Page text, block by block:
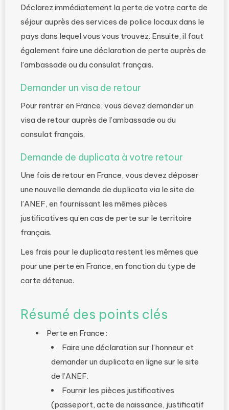
Déclarez immédiatement la perte de votre carte de
séjour auprès des services de police locaux dans le
pays dans lequel vous vous trouvez. Ensuite, il faut
également faire une déclaration de perte auprès de
l’ambassade ou du consulat français.
Demander un visa de retour
Pour rentrer en France, vous devez demander un
visa de retour auprès de l’ambassade ou du
consulat français.
Demande de duplicata à votre retour
Une fois de retour en France, vous devez déposer
une nouvelle demande de duplicata via le site de
l’ANEF, en fournissant les mêmes pièces
justificatives qu’en cas de perte sur le territoire
français.
Les frais pour le duplicata restent les mêmes que
pour une perte en France, en fonction du type de
carte détenue.
Résumé des points clés
Perte en France :
Faire une déclaration sur l’honneur et
demander un duplicata en ligne sur le site
de l’ANEF.
Fournir les pièces justificatives
(passeport, acte de naissance, justificatif